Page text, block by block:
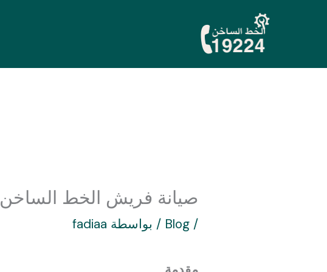
صيانة فريش الخط الساخن 19224.
/
Blog / بواسطة fadiaa